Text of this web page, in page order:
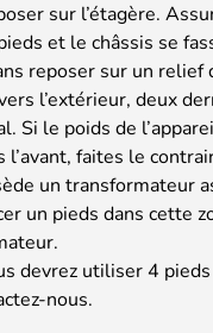
sur l’étagère.
et le châssis se
reposer sur un relief
l’extérieur, deux
Si le poids de
faites le
un transformateur
un pieds dans cette
devrez utiliser 4
nous.